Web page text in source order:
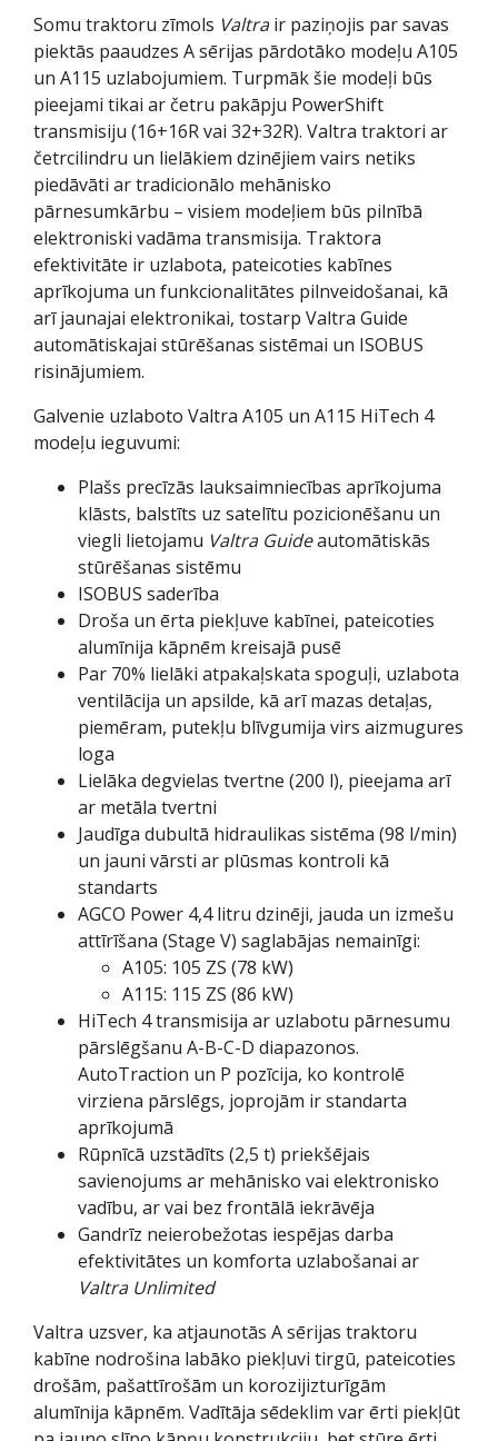
Somu traktoru zīmols Valtrair paziņojis par savas
piektās paaudzes A sērijas pārdotāko modeļu A105
un A115 uzlabojumiem. Turpmāk šie modeļi būs
pieejami tikai ar četru pakāpju PowerShift
transmisiju (16+16R vai 32+32R). Valtra traktori ar
četrcilindru un lielākiem dzinējiem vairs netiks
piedāvāti ar tradicionālo mehānisko
pārnesumkārbu – visiem modeļiem būs pilnībā
elektroniski vadāma transmisija. Traktora
efektivitāte ir uzlabota, pateicoties kabīnes
aprīkojuma un funkcionalitātes pilnveidošanai, kā
arī jaunajai elektronikai, tostarp Valtra Guide
automātiskajai stūrēšanas sistēmai un ISOBUS
risinājumiem.
Galvenie uzlaboto Valtra A105 un A115 HiTech 4
modeļu ieguvumi:
Plašs precīzās lauksaimniecības aprīkojuma
klāsts, balstīts uz satelītu pozicionēšanu un
viegli lietojamu Valtra Guideautomātiskās
stūrēšanas sistēmu
ISOBUS saderība
Droša un ērta piekļuve kabīnei, pateicoties
alumīnija kāpnēm kreisajā pusē
Par 70% lielāki atpakaļskata spoguļi, uzlabota
ventilācija un apsilde, kā arī mazas detaļas,
piemēram, putekļu blīvgumija virs aizmugures
loga
Lielāka degvielas tvertne (200 l), pieejama arī
ar metāla tvertni
Jaudīga dubultā hidraulikas sistēma (98 l/min)
un jauni vārsti ar plūsmas kontroli kā
standarts
AGCO Power 4,4 litru dzinēji, jauda un izmešu
attīrīšana (Stage V) saglabājas nemainīgi:
A105: 105 ZS (78 kW)
A115: 115 ZS (86 kW)
HiTech 4 transmisija ar uzlabotu pārnesumu
pārslēgšanu A-B-C-D diapazonos.
AutoTraction un P pozīcija, ko kontrolē
virziena pārslēgs, joprojām ir standarta
aprīkojumā
Rūpnīcā uzstādīts (2,5 t) priekšējais
savienojums ar mehānisko vai elektronisko
vadību, ar vai bez frontālā iekrāvēja
Gandrīz neierobežotas iespējas darba
efektivitātes un komforta uzlabošanai ar
Valtra Unlimited
Valtra uzsver, ka atjaunotās A sērijas traktoru
kabīne nodrošina labāko piekļuvi tirgū, pateicoties
drošām, pašattīrošām un korozijizturīgām
alumīnija kāpnēm. Vadītāja sēdeklim var ērti piekļūt